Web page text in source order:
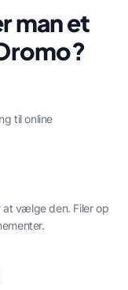
man et
til online
at vælge den. Filer op